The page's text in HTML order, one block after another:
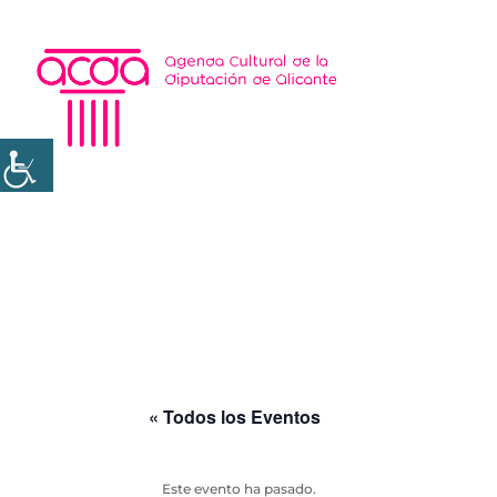
« Todos los Eventos
Este evento ha pasado.